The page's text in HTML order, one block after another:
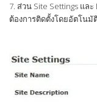
7. ส่วน Site Settings แล
ต้องการติดตั้งโดยอัตโนมั